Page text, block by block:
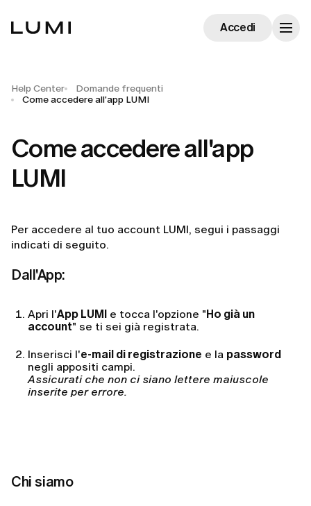
Chi siamo
Accedi
Help Center
Domande frequenti
Come accedere all'app LUMI
Come accedere all'app
LUMI
Per accedere al tuo account LUMI, segui i passaggi
indicati di seguito.
Dall'App:
Apri l'App LUMI e tocca l'opzione "Ho già un
account" se ti sei già registrata.
Inserisci l'e-mail di registrazione e la password
negli appositi campi.
Assicurati che non ci siano lettere maiuscole
inserite per errore.
Apple, utilizza invece le opzioni Continua con Google o